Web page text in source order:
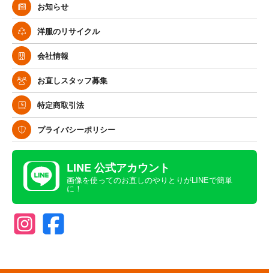
お知らせ
洋服のリサイクル
会社情報
お直しスタッフ募集
特定商取引法
プライバシーポリシー
LINE 公式アカウント
画像を使ってのお直しのやりとりがLINEで簡単
に！